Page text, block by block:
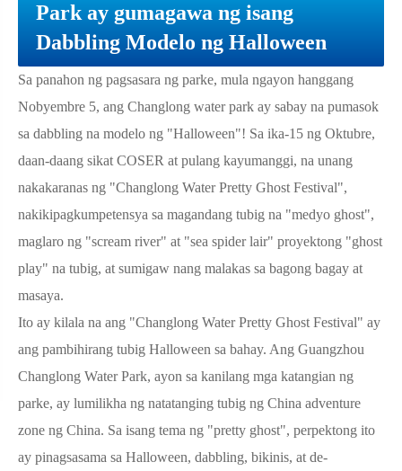
Park ay gumagawa ng isang
Dabbling Modelo ng Halloween
Sa panahon ng pagsasara ng parke, mula ngayon hanggang
Nobyembre 5, ang Changlong water park ay sabay na pumasok
sa dabbling na modelo ng "Halloween"! Sa ika-15 ng Oktubre,
daan-daang sikat COSER at pulang kayumanggi, na unang
nakakaranas ng "Changlong Water Pretty Ghost Festival",
nakikipagkumpetensya sa magandang tubig na "medyo ghost",
maglaro ng "scream river" at "sea spider lair" proyektong "ghost
play" na tubig, at sumigaw nang malakas sa bagong bagay at
masaya.
Ito ay kilala na ang "Changlong Water Pretty Ghost Festival" ay
ang pambihirang tubig Halloween sa bahay. Ang Guangzhou
Changlong Water Park, ayon sa kanilang mga katangian ng
parke, ay lumilikha ng natatanging tubig ng China adventure
zone ng China. Sa isang tema ng "pretty ghost", perpektong ito
ay pinagsasama sa Halloween, dabbling, bikinis, at de-